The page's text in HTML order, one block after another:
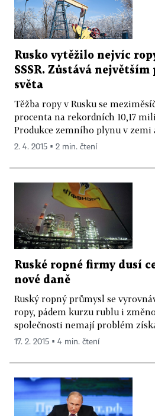
Rusko vytěžilo nejvíc
SSSR. Zůstává
světa
Těžba ropy v Rusku se
procenta na rekordních 10,17
Produkce zemního plynu v zemi
2. 4. 2015 ▪ 2 min. čtení
Ruské ropné firmy dusí
nové daně
Ruský ropný průmysl se
ropy, pádem kurzu rublu i
společnosti nemají problém
17. 2. 2015 ▪ 4 min. čtení